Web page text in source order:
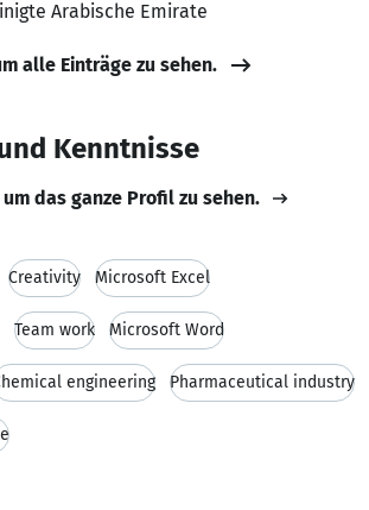
Arabische Emirate
alle Einträge zu sehen.
Kenntnisse
das ganze Profil zu sehen.
Creativity Microsoft Excel
Team work Microsoft Word
engineering Pharmaceutical industry